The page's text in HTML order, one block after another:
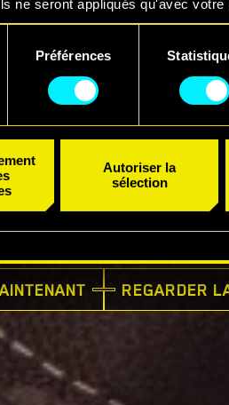
ne seront appliqués qu'avec votre
tous les détails sur notre
dans le menu "Paramètres"
Préférences
Autoriser la
sélection
REGARDER